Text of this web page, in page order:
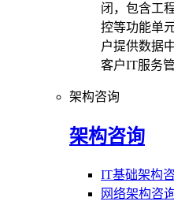
闭，包含工
控等功能单
户提供数据
客户IT服务
架构咨询
架构咨询
IT基础架构
网络架构咨